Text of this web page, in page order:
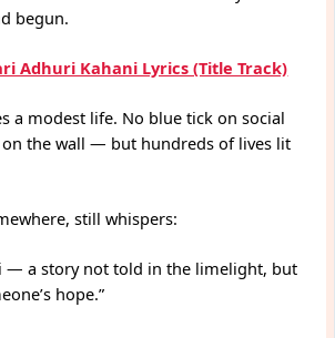
begun.
Adhuri Kahani Lyrics (Title Track)
a modest life. No blue tick on social
on the wall — but hundreds of lives lit
still whispers:
— a story not told in the limelight, but
hope.”